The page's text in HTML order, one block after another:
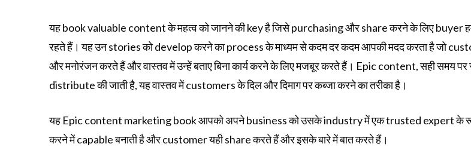
यह book valuable content के महत्व को जानने की key है जिसे purchasing और share करने के लिए buyer
रहते हैं। यह उन stories को develop करने का process के माध्यम से कदम दर कदम आपकी मदद करता है जो
और मनोरंजन करते हैं और वास्तव में उन्हें बताए बिना कार्य करने के लिए मजबूर करते हैं। Epic content, सही समय पर
distribute की जाती है, यह वास्तव में customers के दिल और दिमाग पर कब्जा करने का तरीका है।
यह Epic content marketing book आपको अपने business को उसके industry में एक trusted expert के
करने में capable बनाती है और customer यही share करते हैं और इसके बारे में बात करते हैं।